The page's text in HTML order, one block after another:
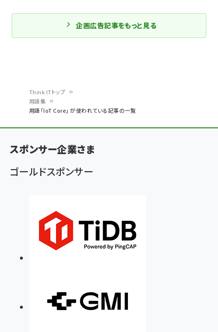
ン
く
ず
Think ITトップ
用語集
用語「IoT Core」 が使われている記事の一覧
企画広告記事をもっと見る
スポンサー企業さま
ゴールドスポンサー